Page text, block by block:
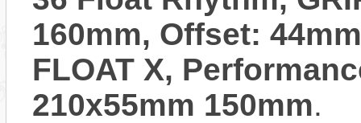
160mm, Offset:
FLOAT X,
210x55mm 150mm.